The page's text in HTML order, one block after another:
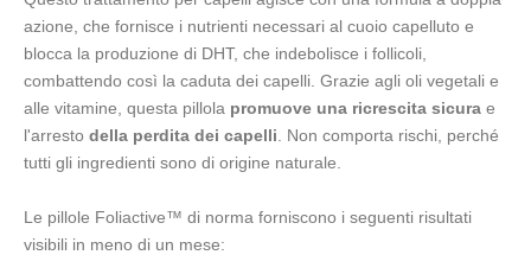
azione, che fornisce i nutrienti necessari al cuoio capelluto e
blocca la produzione di DHT, che indebolisce i follicoli,
combattendo così la caduta dei capelli. Grazie agli oli vegetali e
alle vitamine, questa pillola promuove una ricrescita sicura e
l'arresto della perdita dei capelli . Non comporta rischi, perché
tutti gli ingredienti sono di origine naturale.
Le pillole Foliactive™ di norma forniscono i seguenti risultati
visibili in meno di un mese: